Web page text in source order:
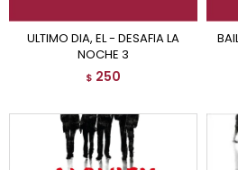
ULTIMO DIA, EL - DESAFIA LA
NOCHE 3
$ 250
BAILE CON EL PRINCIPE DE LOS